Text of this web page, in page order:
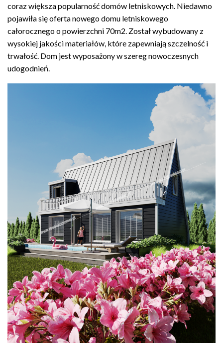
coraz większa popularność domów letniskowych. Niedawno
pojawiła się oferta nowego domu letniskowego
całorocznego o powierzchni 70m2. Został wybudowany z
wysokiej jakości materiałów, które zapewniają szczelność i
trwałość. Dom jest wyposażony w szereg nowoczesnych
udogodnień.